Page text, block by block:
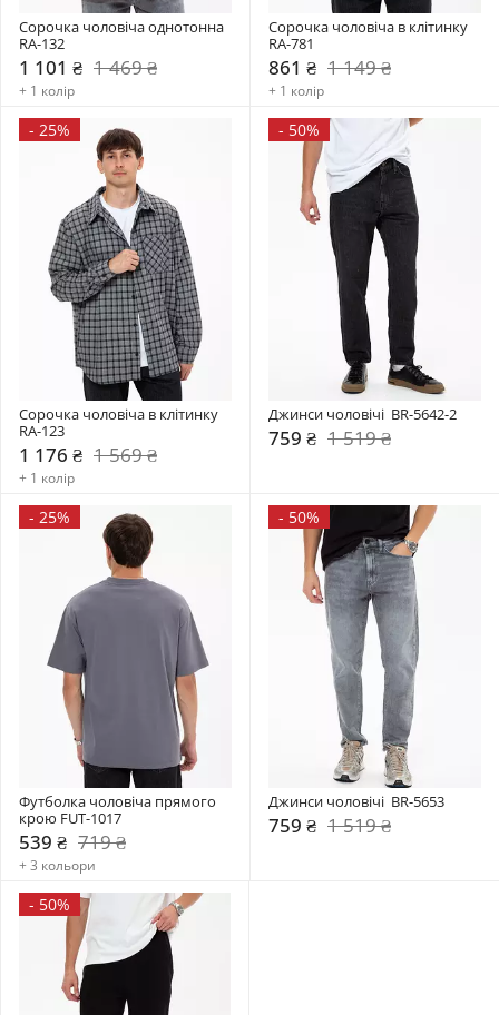
Сорочка чоловіча однотонна
RA-132
1 101 ₴ 1 469 ₴
+ 1 колір
Сорочка чоловіча в клітинку
RA-781
861 ₴ 1 149 ₴
+ 1 колір
- 25%
Сорочка чоловіча в клітинку
RA-123
1 176 ₴ 1 569 ₴
+ 1 колір
- 50%
Джинси чоловічі  BR-5642-2
759 ₴ 1 519 ₴
- 25%
Футболка чоловіча прямого
крою FUT-1017
539 ₴ 719 ₴
+ 3 кольори
- 50%
Джинси чоловічі  BR-5653
759 ₴ 1 519 ₴
- 50%